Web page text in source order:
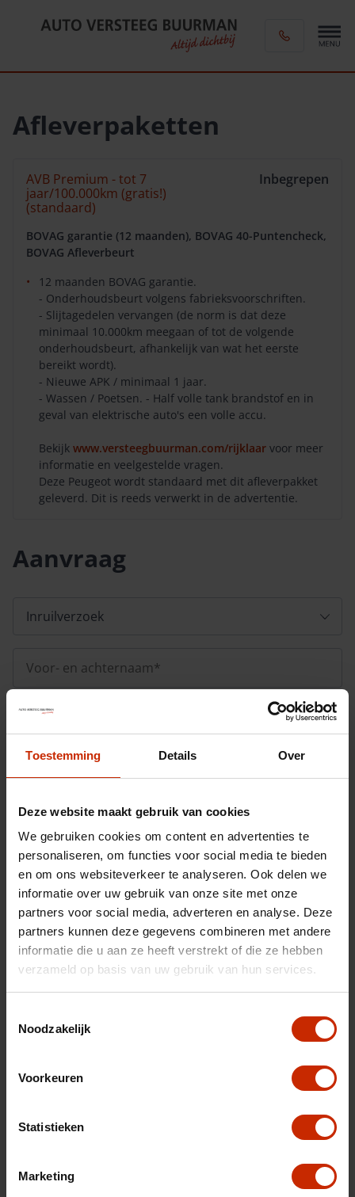
Toestemming Details Over
Deze website maakt gebruik van cookies
We gebruiken cookies om content en advertenties te
personaliseren, om functies voor social media te bieden
en om ons websiteverkeer te analyseren. Ook delen we
informatie over uw gebruik van onze site met onze
partners voor social media, adverteren en analyse. Deze
partners kunnen deze gegevens combineren met andere
informatie die u aan ze heeft verstrekt of die ze hebben
verzameld op basis van uw gebruik van hun services.
Noodzakelijk
Voorkeuren
Statistieken
Marketing
Afleverpaketten
AVB Premium - tot 7
jaar/100.000km (gratis!)
(standaard)
Inbegrepen
BOVAG garantie (12 maanden), BOVAG 40-Puntencheck,
BOVAG Afleverbeurt
12 maanden BOVAG garantie.
- Onderhoudsbeurt volgens fabrieksvoorschriften.
- Slijtagedelen vervangen (de norm is dat deze
minimaal 10.000km meegaan of tot de volgende
onderhoudsbeurt, afhankelijk van wat het eerste
bereikt wordt).
- Nieuwe APK / minimaal 1 jaar.
- Wassen / Poetsen. - Half volle tank brandstof en in
geval van elektrische auto's een volle accu.
Bekijk www.versteegbuurman.com/rijklaar voor meer
informatie en veelgestelde vragen.
Deze Peugeot wordt standaard met dit afleverpakket
geleverd. Dit is reeds verwerkt in de advertentie.
Aanvraag
Uw inruilauto